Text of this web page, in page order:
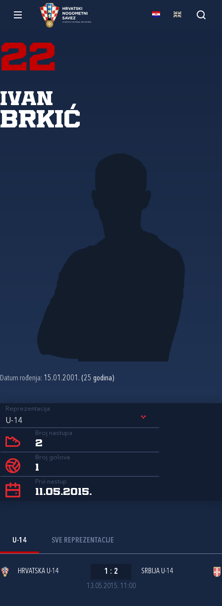
22
Ivan
Brkić
Datum rođenja: 15.01.2001. (25 godina)
Reprezentacija
U-14
Broj nastupa
2
Broj golova
1
Prvi nastup
11.05.2015.
U-14 SVE REPREZENTACIJE
13.05.2015. 11:00
HRVATSKA U-14 1 : 2 SRBIJA U-14